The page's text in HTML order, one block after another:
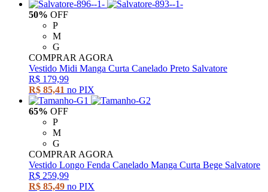
50% OFF
P
M
G
COMPRAR AGORA
Vestido Midi Manga Curta Canelado Preto Salvatore
R$ 179,99
R$ 85,41 no PIX
65% OFF
P
M
G
COMPRAR AGORA
Vestido Longo Fenda Canelado Manga Curta Bege Salvatore
R$ 259,99
R$ 85,49 no PIX